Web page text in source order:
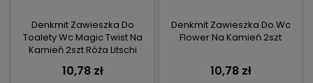
Denkmit Zawieszka Do
Toalety Wc Magic Twist Na
Kamień 2szt Róża Litschi
10,78 zł
Denkmit Zawieszka Do Wc
Flower Na Kamień 2szt
10,78 zł